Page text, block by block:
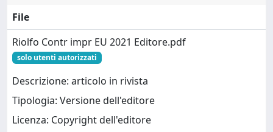
File
Riolfo Contr impr EU 2021 Editore.pdf
solo utenti autorizzati
Descrizione: articolo in rivista
Tipologia: Versione dell'editore
Licenza: Copyright dell'editore